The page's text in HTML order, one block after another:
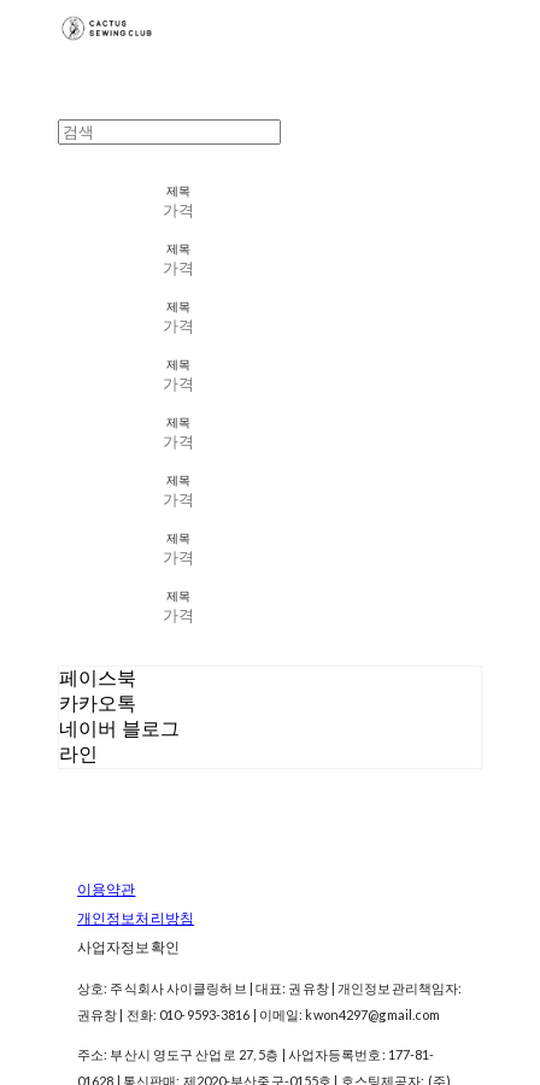
제목
가격
제목
가격
제목
가격
제목
가격
제목
가격
제목
가격
제목
가격
제목
가격
페이스북
카카오톡
네이버 블로그
라인
이용약관
개인정보처리방침
사업자정보확인
상호: 주식회사 사이클링허브 | 대표: 권유창 | 개인정보관리책임자:
권유창 | 전화: 010-9593-3816 | 이메일: kwon4297@gmail.com
주소: 부산시 영도구 산업로 27, 5층 | 사업자등록번호: 177-81-
01628 | 통신판매: 제2020-부산중구-0155호 | 호스팅제공자: (주)